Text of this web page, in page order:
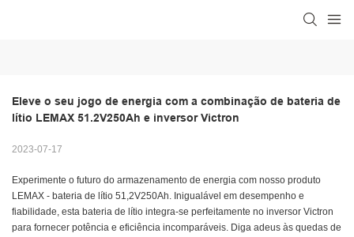
Eleve o seu jogo de energia com a combinação de bateria de
lítio LEMAX 51.2V250Ah e inversor Victron
2023-07-17
Experimente o futuro do armazenamento de energia com nosso produto
LEMAX - bateria de lítio 51,2V250Ah. Inigualável em desempenho e
fiabilidade, esta bateria de lítio integra-se perfeitamente no inversor Victron
para fornecer potência e eficiência incomparáveis. Diga adeus às quedas de